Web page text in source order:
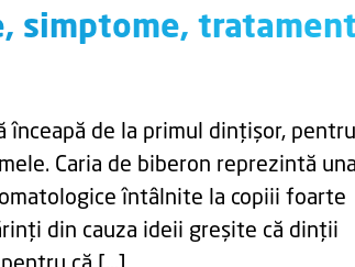
simptome, tratament
înceapă de la primul dințișor, pentru
Caria de biberon reprezintă una
întâlnite la copiii foarte
din cauza ideii greșite că dinții